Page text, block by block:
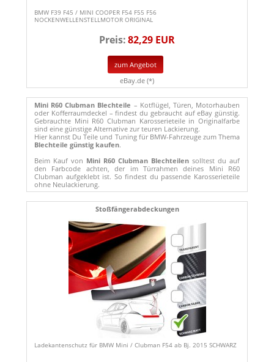
BMW F39 F45 / MINI COOPER F54 F55 F56
NOCKENWELLENSTELLMOTOR ORIGINAL
Preis:82,29 EUR
zum Angebot
eBay.de (*)
Mini R60 Clubman Blechteile – Kotflügel, Türen, Motorhauben
oder Kofferraumdeckel – findest du gebraucht auf eBay günstig.
Gebrauchte Mini R60 Clubman Karosserieteile in Originalfarbe
sind eine günstige Alternative zur teuren Lackierung.
Hier kannst Du Teile und Tuning für BMW-Fahrzeuge zum Thema
Blechteile günstig kaufen.
Beim Kauf von Mini R60 Clubman Blechteilen solltest du auf
den Farbcode achten, der im Türrahmen deines Mini R60
Clubman aufgeklebt ist. So findest du passende Karosserieteile
ohne Neulackierung.
Stoßfängerabdeckungen
Ladekantenschutz für BMW Mini / Clubman F54 ab Bj. 2015 SCHWARZ